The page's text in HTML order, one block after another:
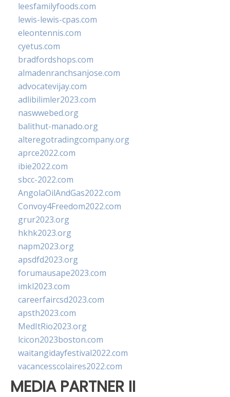
leesfamilyfoods.com
lewis-lewis-cpas.com
eleontennis.com
cyetus.com
bradfordshops.com
almadenranchsanjose.com
advocatevijay.com
adlibilimler2023.com
naswwebed.org
balithut-manado.org
alteregotradingcompany.org
aprce2022.com
ibie2022.com
sbcc-2022.com
AngolaOilAndGas2022.com
Convoy4Freedom2022.com
grur2023.org
hkhk2023.org
napm2023.org
apsdfd2023.org
forumausape2023.com
imkl2023.com
careerfaircsd2023.com
apsth2023.com
MedItRio2023.org
lcicon2023boston.com
waitangidayfestival2022.com
vacancesscolaires2022.com
MEDIA PARTNER II